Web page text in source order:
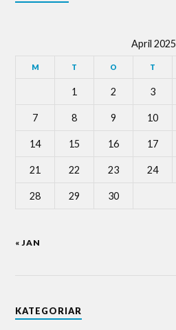
April 2025
M T O T
1 2 3
7 8 9 10
14 15 16 17
21 22 23 24
28 29 30
« JAN
KATEGORIAR